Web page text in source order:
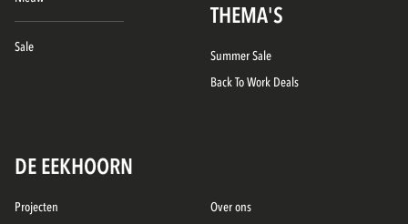
Sale
THEMA'S
Summer Sale
Back To Work Deals
DE EEKHOORN
Projecten
Over ons